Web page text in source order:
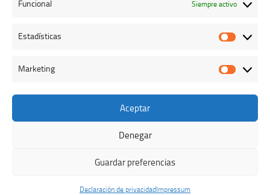
Funcional Siempre activo
Estadísticas
Marketing
Aceptar
Denegar
Guardar preferencias
Declaración de privacidad Impressum
Colegio Oficial de Veterinarios de Cáceres © 2026. Todos los